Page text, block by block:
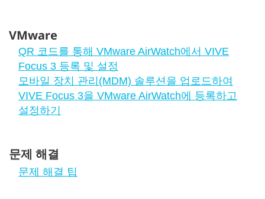
VMware
QR 코드를 통해 VMware AirWatch에서 VIVE
Focus 3 등록 및 설정
모바일 장치 관리(MDM) 솔루션을 업로드하여
VIVE Focus 3을 VMware AirWatch에 등록하고
설정하기
문제 해결
문제 해결 팁